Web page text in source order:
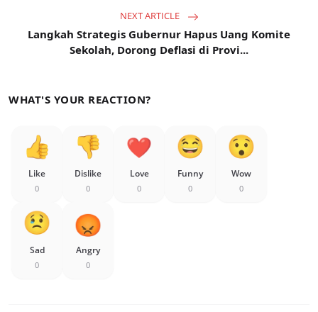
NEXT ARTICLE
Langkah Strategis Gubernur Hapus Uang Komite
Sekolah, Dorong Deflasi di Provi...
WHAT'S YOUR REACTION?
Like
0
Dislike
0
Love
0
Funny
0
Wow
0
Sad
0
Angry
0